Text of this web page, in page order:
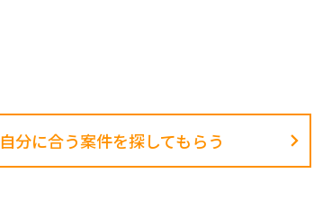
自分に合う案件を探してもらう​